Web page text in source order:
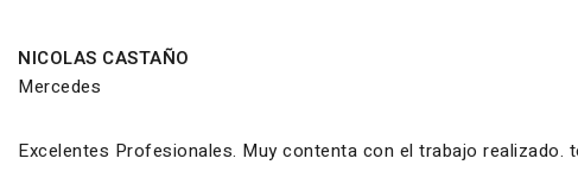
NICOLAS CASTAÑO
Mercedes
Excelentes Profesionales. Muy contenta con el trabajo realizado.